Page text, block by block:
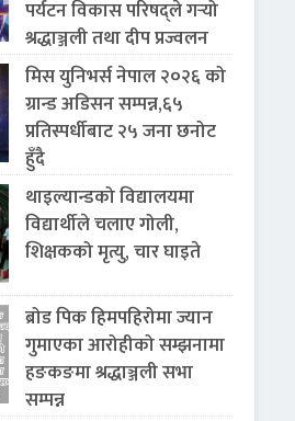
पर्यटन विकास परिषद्ले गर्‍यो
श्रद्धाञ्जली तथा दीप प्रज्वलन
मिस युनिभर्स नेपाल २०२६ को
ग्रान्ड अडिसन सम्पन्न,६५
प्रतिस्पर्धीबाट २५ जना छनोट
हुँदै
थाइल्यान्डको विद्यालयमा
विद्यार्थीले चलाए गोली,
शिक्षकको मृत्यु, चार घाइते
ब्रोड पिक हिमपहिरोमा ज्यान
गुमाएका आरोहीको सम्झनामा
हङकङमा श्रद्धाञ्जली सभा
सम्पन्न